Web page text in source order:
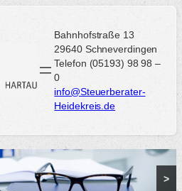
Bahnhofstraße 13
29640 Schneverdingen
Telefon (05193) 98 98 –
0
info@Steuerberater-
Heidekreis.de
>